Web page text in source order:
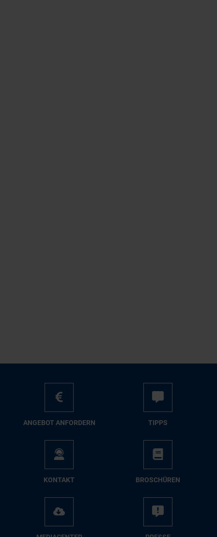
AN­GE­BOT AN­FOR­DERN TIPPS
KON­TAKT BRO­SCHÜ­REN